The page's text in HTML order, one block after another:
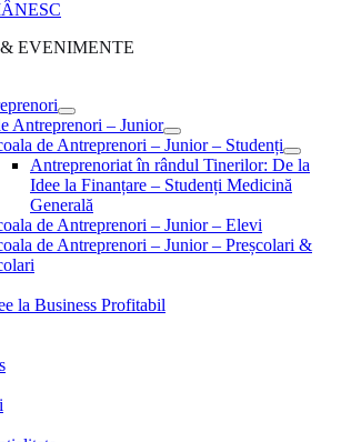
EVENIMENTE
Antreprenori – Junior
de Antreprenori – Junior – Studenți
Antreprenoriat în rândul Tinerilor: De la
Idee la Finanțare – Studenți Medicină
Generală
de Antreprenori – Junior – Elevi
de Antreprenori – Junior – Preșcolari &
la Business Profitabil